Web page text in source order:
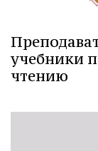
учебники
чтению